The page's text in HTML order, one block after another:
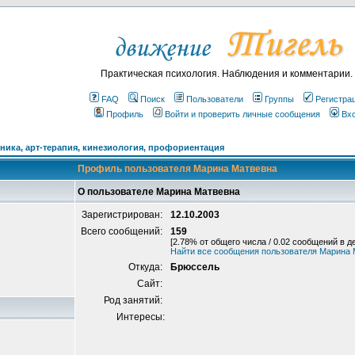
Практическая психология. Наблюдения и комментарии.
FAQ Поиск Пользователи Группы
Профиль
Войти и проверить личные сообщения
арт-терапия, кинезиология, профориентация
Профиль пользователя Марина Матвевна
О пользователе Марина Матвевна
Зарегистрирован:
12.10.2003
Всего сообщений:
159
[2.78% от общего числа / 0.02 сообщений в
Найти все сообщения пользователя Марина
Откуда:
Брюссель
Сайт:
Род занятий:
Интересы: